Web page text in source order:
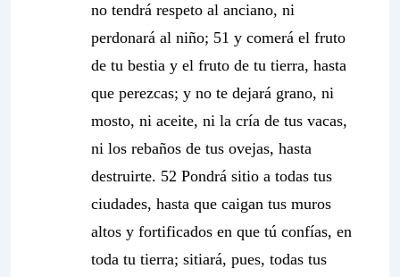
no tendrá respeto al anciano, ni
perdonará al niño; 51 y comerá el fruto
de tu bestia y el fruto de tu tierra, hasta
que perezcas; y no te dejará grano, ni
mosto, ni aceite, ni la cría de tus vacas,
ni los rebaños de tus ovejas, hasta
destruirte. 52 Pondrá sitio a todas tus
ciudades, hasta que caigan tus muros
altos y fortificados en que tú confías, en
toda tu tierra; sitiará, pues, todas tus